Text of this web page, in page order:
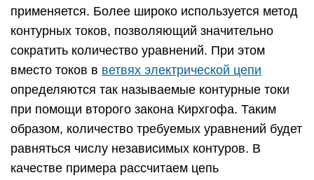
применяется. Более широко используется метод
контурных токов, позволяющий значительно
сократить количество уравнений. При этом
вместо токов в ветвях электрической цепи
определяются так называемые контурные токи
при помощи второго закона Кирхгофа. Таким
образом, количество требуемых уравнений будет
равняться числу независимых контуров. В
качестве примера рассчитаем цепь